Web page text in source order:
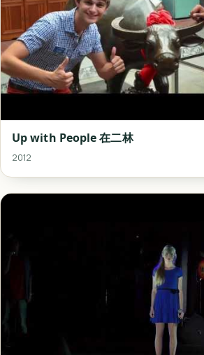
Up with People 在二林
2012